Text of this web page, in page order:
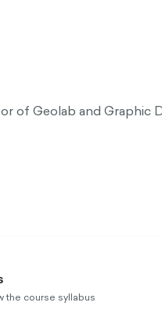
of Geolab and Graphic
the course syllabus